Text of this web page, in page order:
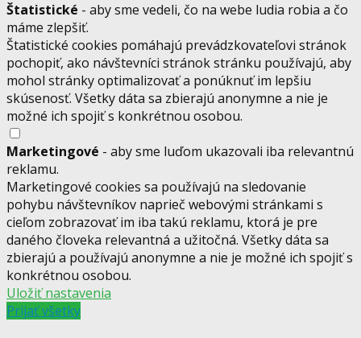
Štatistické - aby sme vedeli, čo na webe ludia robia a čo
máme zlepšiť.
Štatistické cookies pomáhajú prevádzkovateľovi stránok
pochopiť, ako návštevníci stránok stránku používajú, aby
mohol stránky optimalizovať a ponúknuť im lepšiu
skúsenosť. Všetky dáta sa zbierajú anonymne a nie je
možné ich spojiť s konkrétnou osobou.
Marketingové - aby sme luďom ukazovali iba relevantnú
reklamu.
Marketingové cookies sa používajú na sledovanie
pohybu návštevníkov naprieč webovými stránkami s
cieľom zobrazovať im iba takú reklamu, ktorá je pre
daného človeka relevantná a užitočná. Všetky dáta sa
zbierajú a používajú anonymne a nie je možné ich spojiť s
konkrétnou osobou.
Uložiť nastavenia
Prijať všetky